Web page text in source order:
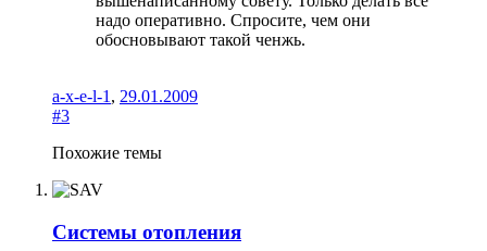
надо оперативно. Спросите, чем они
обосновывают такой ченжь.
a-x-e-l-1 , 29.01.2009
#3
Похожие темы
Системы отопления